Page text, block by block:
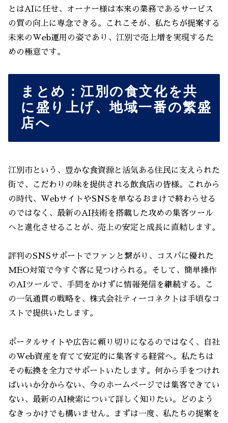
とはAIに任せ、オーナー様は本来の業務であるサービス
の質の向上に専念できる。これこそが、私たちが提案する
未来のWeb運用の姿であり、江別で売上増を実現するた
めの極意です。
まとめ：江別の食文化を共
に盛り上げ、地域一番の繁盛
店へ
江別市という、豊かな食資源と活気ある住民に支えられた
街で、こだわりの味を提供される飲食店の皆様。これから
の時代、WebサイトやSNSを単なるおまけで終わらせる
のではなく、最新のAI技術を搭載した攻めの集客ツール
へと進化させることが、売上の安定と成長に直結します。
評判のSNSサポートでファンと繋がり、コスパに優れた
MEO対策で今すぐ客に見つけられる。そして、簡単操作
のAIツールで、手間をかけずに情報発信を継続する。こ
の一気通貫の戦略を、株式会社ティーコネクトは手頃なコ
ストで提供いたします。
ポータルサイトや広告に頼り切りになるのではなく、自社
のWeb資産を育てて安定的に集客する経営へ。私たちは
その転換を全力でサポートいたします。何から手をつけれ
ばいいか分からない、今のホームページでは集客できてい
ない、最新のAI検索について詳しく知りたい。どのよう
なきっかけでも構いません。まずは一度、私たちの提案を